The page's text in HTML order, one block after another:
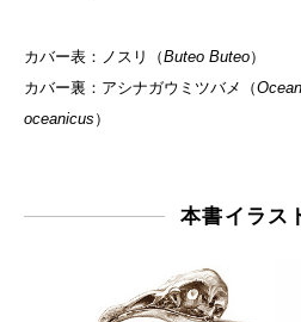
カバー表：ノスリ（Buteo Buteo）
カバー裏：アシナガウミツバメ（
oceanicus ）
本書イラス